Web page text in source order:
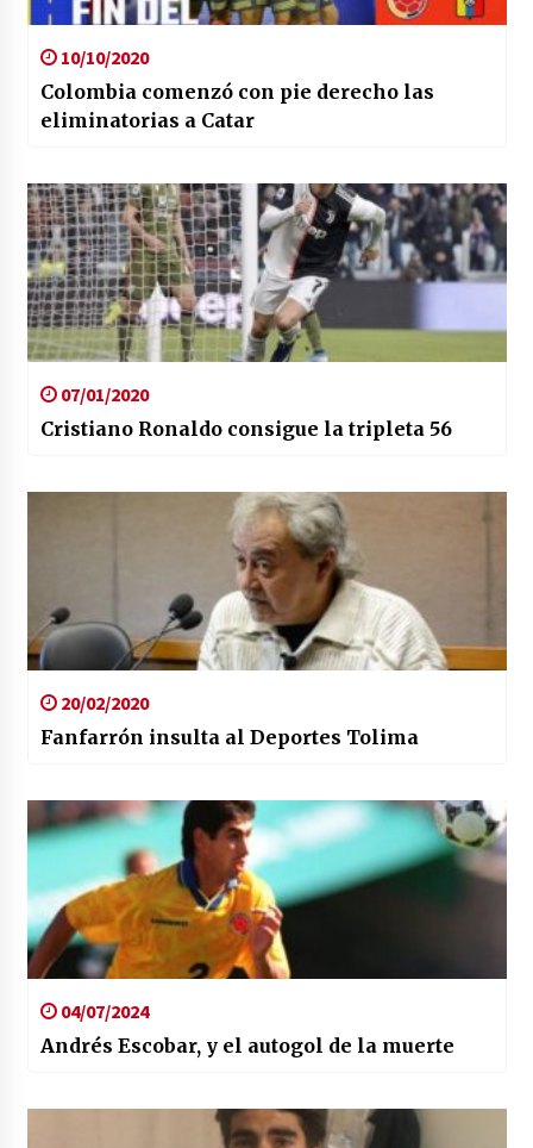
10/10/2020
Colombia comenzó con pie derecho las
eliminatorias a Catar
07/01/2020
Cristiano Ronaldo consigue la tripleta 56
20/02/2020
Fanfarrón insulta al Deportes Tolima
04/07/2024
Andrés Escobar, y el autogol de la muerte